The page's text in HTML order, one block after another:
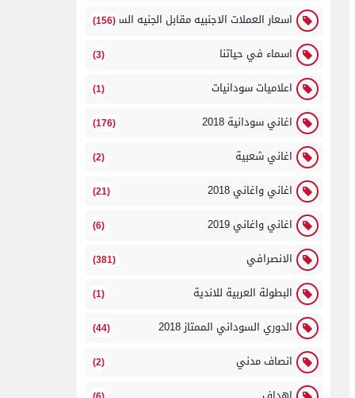
اسعار العملات الاجنبيه مقابل الجنيه السوداني
(156)
اسماء في حياتنا (3)
اعلاميات سودانيات (1)
اغاني سودانية 2018 (176)
اغاني شعبية (2)
اغاني واغاني 2018 (21)
اغاني واغاني 2019 (6)
الانصرافي (381)
البطولة العربية للاندية (1)
الدوري السوداني الممتاز 2018 (44)
انصاف مدني (2)